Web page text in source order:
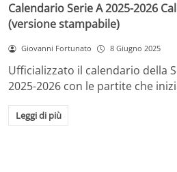
Calendario Serie A 2025-2026
(versione stampabile)
Giovanni Fortunato 8 Giugno 2025
Ufficializzato il calendario della
2025-2026 con le partite che
Leggi di più